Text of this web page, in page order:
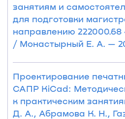
занятиям и
для подготовки
направлению 222000.68
/ Монастырный Е. А. —
Проектирование
САПР KiCad:
к практическим
Д. А., Абрамова К. Н.,